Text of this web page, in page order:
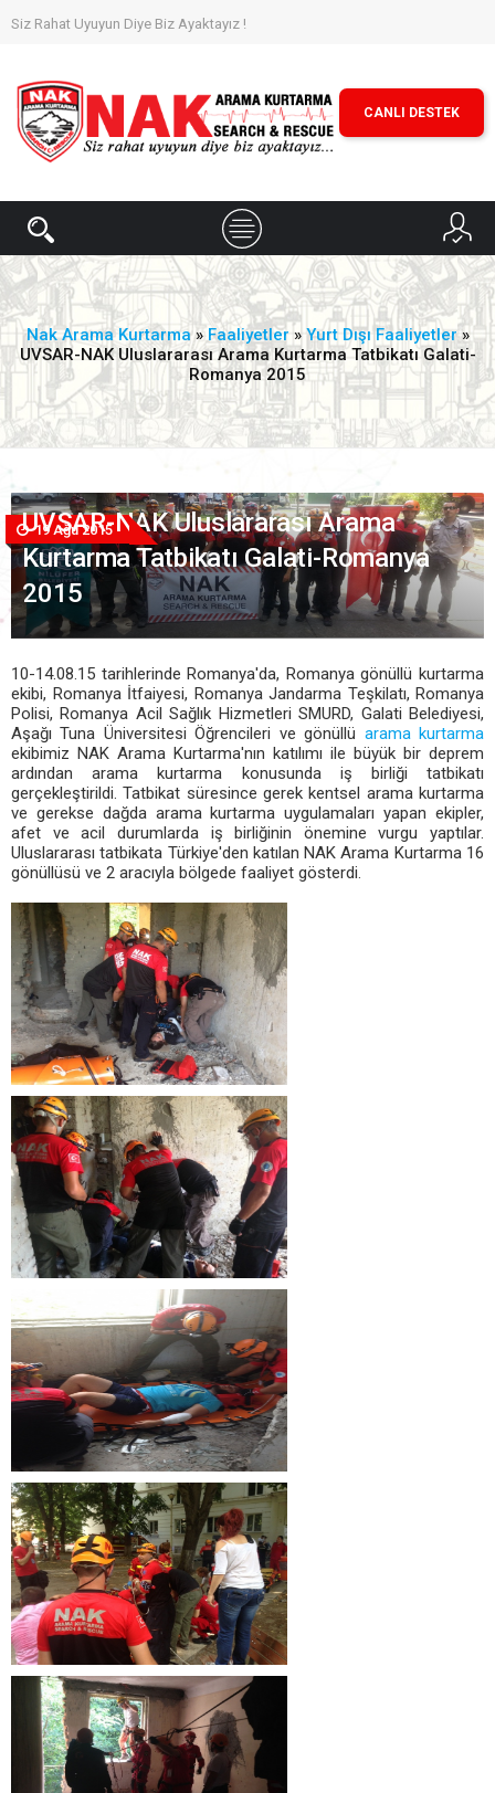
Siz Rahat Uyuyun Diye Biz Ayaktayız !
CANLI DESTEK
Nak Arama Kurtarma» Faaliyetler » Yurt Dışı Faaliyetler»
UVSAR-NAK Uluslararası Arama Kurtarma Tatbikatı Galati-
Romanya 2015
19 Ağu 2015
UVSAR-NAK Uluslararası Arama
Kurtarma Tatbikatı Galati-Romanya
2015
10-14.08.15 tarihlerinde Romanya'da, Romanya gönüllü kurtarma
ekibi, Romanya İtfaiyesi, Romanya Jandarma Teşkilatı, Romanya
Polisi, Romanya Acil Sağlık Hizmetleri SMURD, Galati Belediyesi,
Aşağı Tuna Üniversitesi Öğrencileri ve gönüllü arama kurtarma
ekibimiz NAK Arama Kurtarma'nın katılımı ile büyük bir deprem
ardından arama kurtarma konusunda iş birliği tatbikatı
gerçekleştirildi. Tatbikat süresince gerek kentsel arama kurtarma
ve gerekse dağda arama kurtarma uygulamaları yapan ekipler,
afet ve acil durumlarda iş birliğinin önemine vurgu yaptılar.
Uluslararası tatbikata Türkiye'den katılan NAK Arama Kurtarma 16
gönüllüsü ve 2 aracıyla bölgede faaliyet gösterdi.